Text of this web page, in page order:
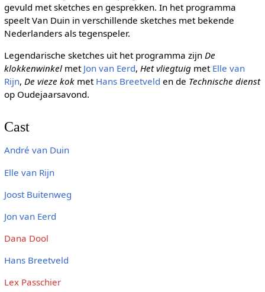
gevuld met sketches en gesprekken. In het programma
speelt Van Duin in verschillende sketches met bekende
Nederlanders als tegenspeler.
Legendarische sketches uit het programma zijn De
klokkenwinkelmet Jon van Eerd, Het vliegtuigmet Elle van
Rijn, De vieze kokmet Hans Breetveld en de Technische dienst
op Oudejaarsavond.
Cast
André van Duin
Elle van Rijn
Joost Buitenweg
Jon van Eerd
Dana Dool
Hans Breetveld
Lex Passchier